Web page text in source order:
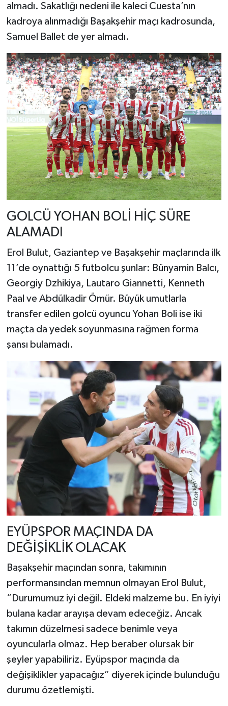
almadı. Sakatlığı nedeni ile kaleci Cuesta’nın
kadroya alınmadığı Başakşehir maçı kadrosunda,
Samuel Ballet de yer almadı.
GOLCÜ YOHAN BOLİ HİÇ SÜRE
ALAMADI
Erol Bulut, Gaziantep ve Başakşehir maçlarında ilk
11’de oynattığı 5 futbolcu şunlar: Bünyamin Balcı,
Georgiy Dzhikiya, Lautaro Giannetti, Kenneth
Paal ve Abdülkadir Ömür. Büyük umutlarla
transfer edilen golcü oyuncu Yohan Boli ise iki
maçta da yedek soyunmasına rağmen forma
şansı bulamadı.
EYÜPSPOR MAÇINDA DA
DEĞİŞİKLİK OLACAK
Başakşehir maçından sonra, takımının
performansından memnun olmayan Erol Bulut,
“Durumumuz iyi değil. Eldeki malzeme bu. En iyiyi
bulana kadar arayışa devam edeceğiz. Ancak
takımın düzelmesi sadece benimle veya
oyuncularla olmaz. Hep beraber olursak bir
şeyler yapabiliriz. Eyüpspor maçında da
değişiklikler yapacağız” diyerek içinde bulunduğu
durumu özetlemişti.